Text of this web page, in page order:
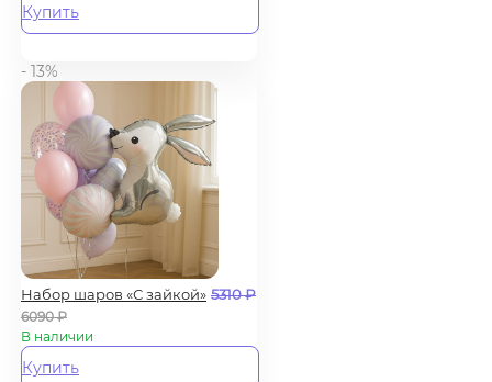
Купить
- 13%
Набор шаров «С зайкой» 5310₽
6090₽
В наличии
Купить